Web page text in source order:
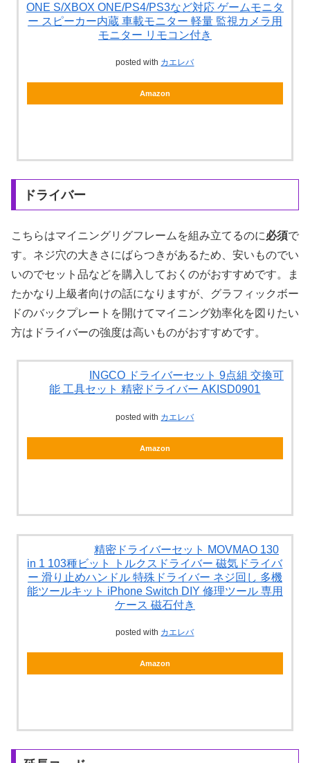
ONE S/XBOX ONE/PS4/PS3など対応 ゲームモニタ
ー スピーカー内蔵 車載モニター 軽量 監視カメラ用
モニター リモコン付き
posted with カエレバ
Amazon
ドライバー
こちらはマイニングリグフレームを組み立てるのに必須で
す。ネジ穴の大きさにばらつきがあるため、安いものでい
いのでセット品などを購入しておくのがおすすめです。ま
たかなり上級者向けの話になりますが、グラフィックボー
ドのバックプレートを開けてマイニング効率化を図りたい
方はドライバーの強度は高いものがおすすめです。
INGCO ドライバーセット 9点組 交換可
能 工具セット 精密ドライバー AKISD0901
posted with カエレバ
Amazon
精密ドライバーセット MOVMAO 130
in 1 103種ビット トルクスドライバー 磁気ドライバ
ー 滑り止めハンドル 特殊ドライバー ネジ回し 多機
能ツールキット iPhone Switch DIY 修理ツール 専用
ケース 磁石付き
posted with カエレバ
Amazon